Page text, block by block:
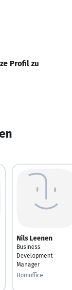
Profil zu
Nils Leenen
Business
Development
Manager
Homoffice